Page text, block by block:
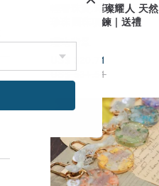
輕奢珠寶.璀璨耀人 天然
珍珠圓珠項鍊 | 送禮
瓔珞翡翠
US$ 320.71
US$ 534.51